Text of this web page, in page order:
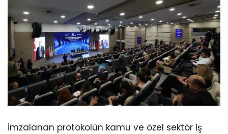
İmzalanan protokolün kamu ve özel sektör iş